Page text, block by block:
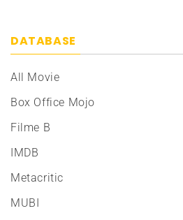
DATABASE
All Movie
Box Office Mojo
Filme B
IMDB
Metacritic
MUBI